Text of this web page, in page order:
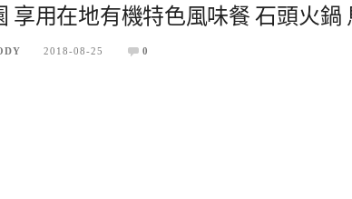
享用在地有機特色風味餐 石頭火鍋
2018-08-25 0